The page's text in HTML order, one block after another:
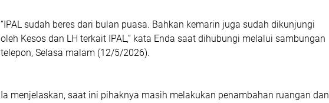
“IPAL sudah beres dari bulan puasa. Bahkan kemarin juga sudah dikunjungi
oleh Kesos dan LH terkait IPAL,” kata Enda saat dihubungi melalui sambungan
telepon, Selasa malam (12/5/2026).
Ia menjelaskan, saat ini pihaknya masih melakukan penambahan ruangan dan